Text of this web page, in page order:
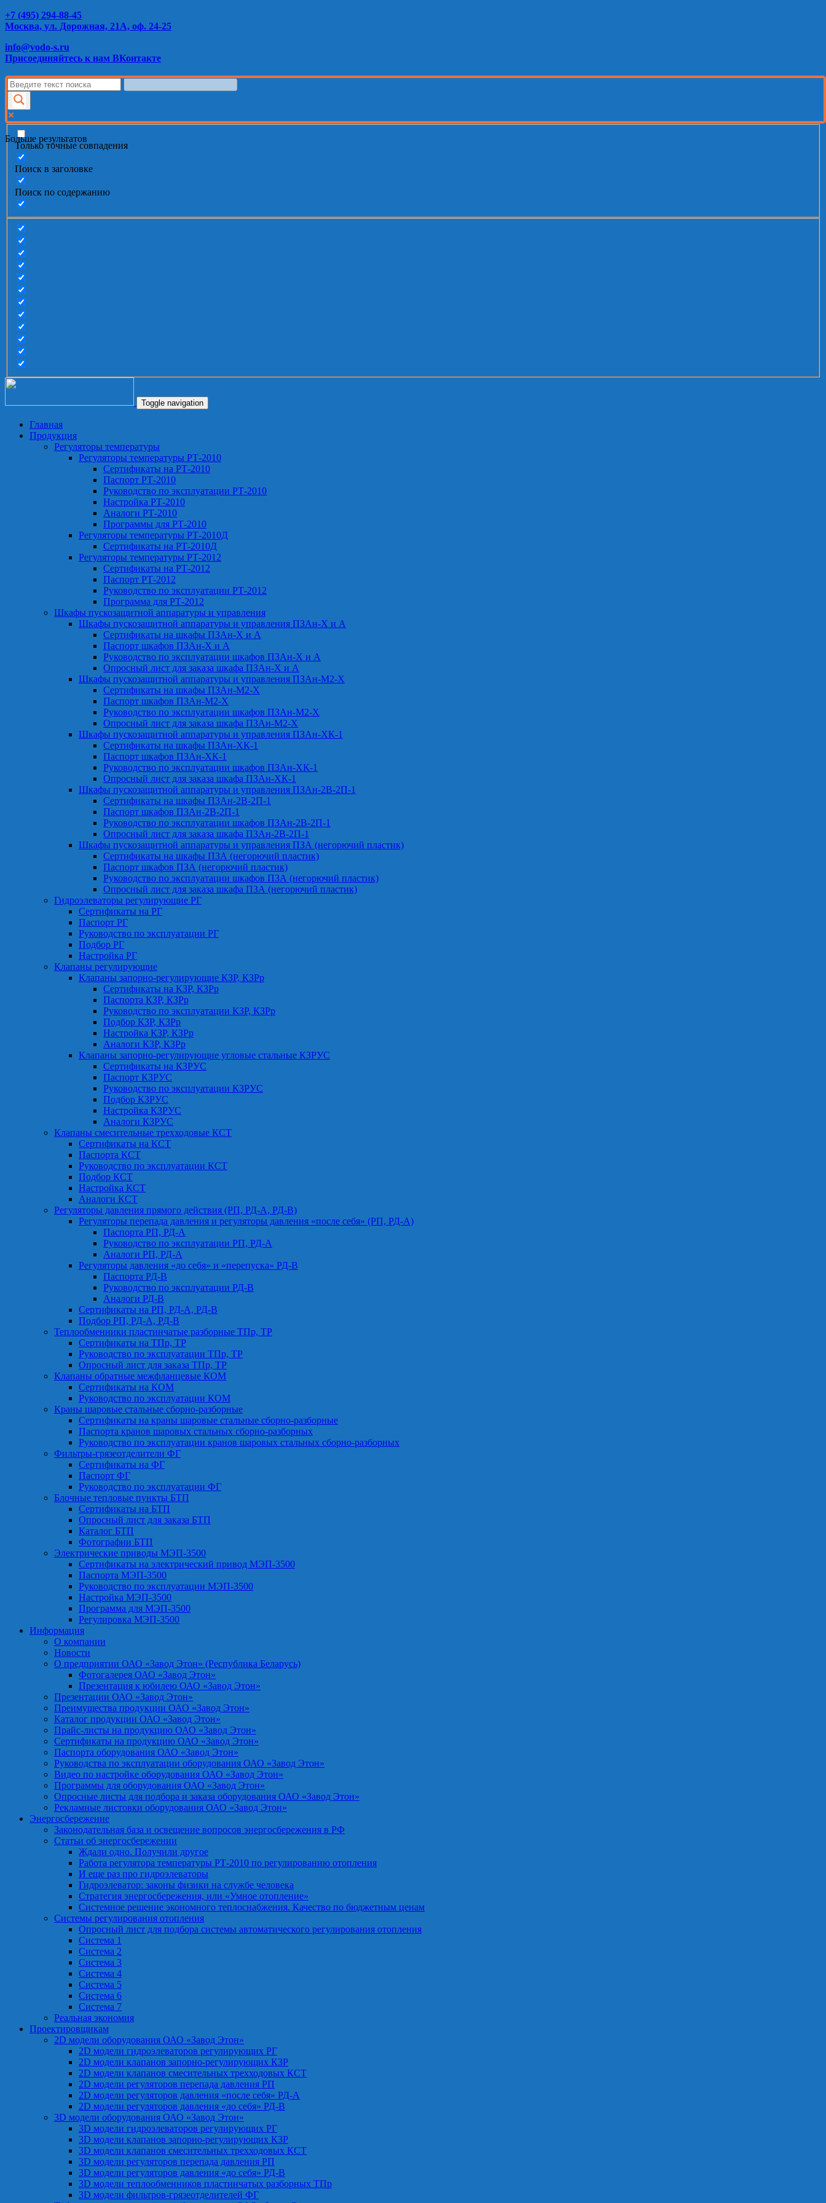
+7 (495) 294-88-45
Москва, ул. Дорожная, 21А, оф. 24-25
info@vodo-s.ru
Присоединяйтесь к нам ВКонтакте
Больше результатов
Только точные совпадения
Поиск в заголовке
Поиск по содержанию
Toggle navigation
Главная
Продукция
Регуляторы температуры
Регуляторы температуры РТ-2010
Сертификаты на РТ-2010
Паспорт РТ-2010
Руководство по эксплуатации РТ-2010
Настройка РТ-2010
Аналоги РТ-2010
Программы для РТ-2010
Регуляторы температуры РТ-2010Д
Сертификаты на РТ-2010Д
Регуляторы температуры РТ-2012
Сертификаты на РТ-2012
Паспорт РТ-2012
Руководство по эксплуатации РТ-2012
Программа для РТ-2012
Шкафы пускозащитной аппаратуры и управления
Шкафы пускозащитной аппаратуры и управления ПЗАн-Х и А
Сертификаты на шкафы ПЗАн-Х и А
Паспорт шкафов ПЗАн-Х и А
Руководство по эксплуатации шкафов ПЗАн-Х и А
Опросный лист для заказа шкафа ПЗАн-Х и А
Шкафы пускозащитной аппаратуры и управления ПЗАн-М2-Х
Сертификаты на шкафы ПЗАн-М2-Х
Паспорт шкафов ПЗАн-М2-Х
Руководство по эксплуатации шкафов ПЗАн-М2-Х
Опросный лист для заказа шкафа ПЗАн-М2-Х
Шкафы пускозащитной аппаратуры и управления ПЗАн-ХК-1
Сертификаты на шкафы ПЗАн-ХК-1
Паспорт шкафов ПЗАн-ХК-1
Руководство по эксплуатации шкафов ПЗАн-ХК-1
Опросный лист для заказа шкафа ПЗАн-ХК-1
Шкафы пускозащитной аппаратуры и управления ПЗАн-2В-2П-1
Сертификаты на шкафы ПЗАн-2В-2П-1
Паспорт шкафов ПЗАн-2В-2П-1
Руководство по эксплуатации шкафов ПЗАн-2В-2П-1
Опросный лист для заказа шкафа ПЗАн-2В-2П-1
Шкафы пускозащитной аппаратуры и управления ПЗА (негорючий пластик)
Сертификаты на шкафы ПЗА (негорючий пластик)
Паспорт шкафов ПЗА (негорючий пластик)
Руководство по эксплуатации шкафов ПЗА (негорючий пластик)
Опросный лист для заказа шкафа ПЗА (негорючий пластик)
Гидроэлеваторы регулирующие РГ
Сертификаты на РГ
Паспорт РГ
Руководство по эксплуатации РГ
Подбор РГ
Настройка РГ
Клапаны регулирующие
Клапаны запорно-регулирующие КЗР, КЗРр
Сертификаты на КЗР, КЗРр
Паспорта КЗР, КЗРр
Руководство по эксплуатации КЗР, КЗРр
Подбор КЗР, КЗРр
Настройка КЗР, КЗРр
Аналоги КЗР, КЗРр
Клапаны запорно-регулирующие угловые стальные КЗРУС
Сертификаты на КЗРУС
Паспорт КЗРУС
Руководство по эксплуатации КЗРУС
Подбор КЗРУС
Настройка КЗРУС
Аналоги КЗРУС
Клапаны смесительные трехходовые КСТ
Сертификаты на КСТ
Паспорта КСТ
Руководство по эксплуатации КСТ
Подбор КСТ
Настройка КСТ
Аналоги КСТ
Регуляторы давления прямого действия (РП, РД-А, РД-В)
Регуляторы перепада давления и регуляторы давления «после себя» (РП, РД-А)
Паспорта РП, РД-А
Руководство по эксплуатации РП, РД-А
Аналоги РП, РД-А
Регуляторы давления «до себя» и «перепуска» РД-В
Паспорта РД-В
Руководство по эксплуатации РД-В
Аналоги РД-В
Сертификаты на РП, РД-А, РД-В
Подбор РП, РД-А, РД-В
Теплообменники пластинчатые разборные ТПр, ТР
Сертификаты на ТПр, ТР
Руководство по эксплуатации ТПр, ТР
Опросный лист для заказа ТПр, ТР
Клапаны обратные межфланцевые КОМ
Сертификаты на КОМ
Руководство по эксплуатации КОМ
Краны шаровые стальные сборно-разборные
Сертификаты на краны шаровые стальные сборно-разборные
Паспорта кранов шаровых стальных сборно-разборных
Руководство по эксплуатации кранов шаровых стальных сборно-разборных
Фильтры-грязеотделители ФГ
Сертификаты на ФГ
Паспорт ФГ
Руководство по эксплуатации ФГ
Блочные тепловые пункты БТП
Сертификаты на БТП
Опросный лист для заказа БТП
Каталог БТП
Фотографии БТП
Электрические приводы МЭП-3500
Сертификаты на электрический привод МЭП-3500
Паспорта МЭП-3500
Руководство по эксплуатации МЭП-3500
Настройка МЭП-3500
Программа для МЭП-3500
Регулировка МЭП-3500
Информация
О компании
Новости
О предприятии ОАО «Завод Этон» (Республика Беларусь)
Фотогалерея ОАО «Завод Этон»
Презентация к юбилею ОАО «Завод Этон»
Презентации ОАО «Завод Этон»
Преимущества продукции ОАО «Завод Этон»
Каталог продукции ОАО «Завод Этон»
Прайс-листы на продукцию ОАО «Завод Этон»
Сертификаты на продукцию ОАО «Завод Этон»
Паспорта оборудования ОАО «Завод Этон»
Руководства по эксплуатации оборудования ОАО «Завод Этон»
Видео по настройке оборудования ОАО «Завод Этон»
Программы для оборудования ОАО «Завод Этон»
Опросные листы для подбора и заказа оборудования ОАО «Завод Этон»
Рекламные листовки оборудования ОАО «Завод Этон»
Энергосбережение
Законодательная база и освещение вопросов энергосбережения в РФ
Статьи об энергосбережении
Ждали одно. Получили другое
Работа регулятора температуры РТ-2010 по регулированию отопления
И еще раз про гидроэлеваторы
Гидроэлеватор: законы физики на службе человека
Стратегия энергосбережения, или «Умное отопление»
Системное решение экономного теплоснабжения. Качество по бюджетным ценам
Системы регулирования отопления
Опросный лист для подбора системы автоматического регулирования отопления
Система 1
Система 2
Система 3
Система 4
Система 5
Система 6
Система 7
Реальная экономия
Проектировщикам
2D модели оборудования ОАО «Завод Этон»
2D модели гидроэлеваторов регулирующих РГ
2D модели клапанов запорно-регулирующих КЗР
2D модели клапанов смесительных трехходовых КСТ
2D модели регуляторов перепада давления РП
2D модели регуляторов давления «после себя» РД-А
2D модели регуляторов давления «до себя» РД-В
3D модели оборудования ОАО «Завод Этон»
3D модели гидроэлеваторов регулирующих РГ
3D модели клапанов запорно-регулирующих КЗР
3D модели клапанов смесительных трехходовых КСТ
3D модели регуляторов перепада давления РП
3D модели регуляторов давления «до себя» РД-В
3D модели теплообменников пластинчатых разборных ТПр
3D модели фильтров-грязеотделителей ФГ